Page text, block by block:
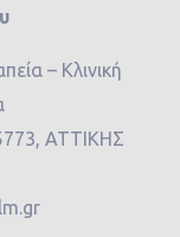
– Κλινική
ΑΤΤΙΚΗΣ